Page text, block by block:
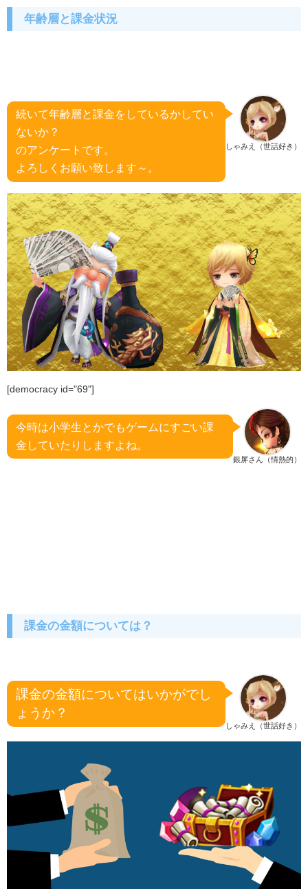
年齢層と課金状況
しゃみえ（世話好き）
続いて年齢層と課金をしているかしてい
ないか？
のアンケートです。
よろしくお願い致します～。
[democracy id="69"]
銀屏さん（情熱的）
今時は小学生とかでもゲームにすごい課
金していたりしますよね。
課金の金額については？
しゃみえ（世話好き）
課金の金額についてはいかがでし
ょうか？